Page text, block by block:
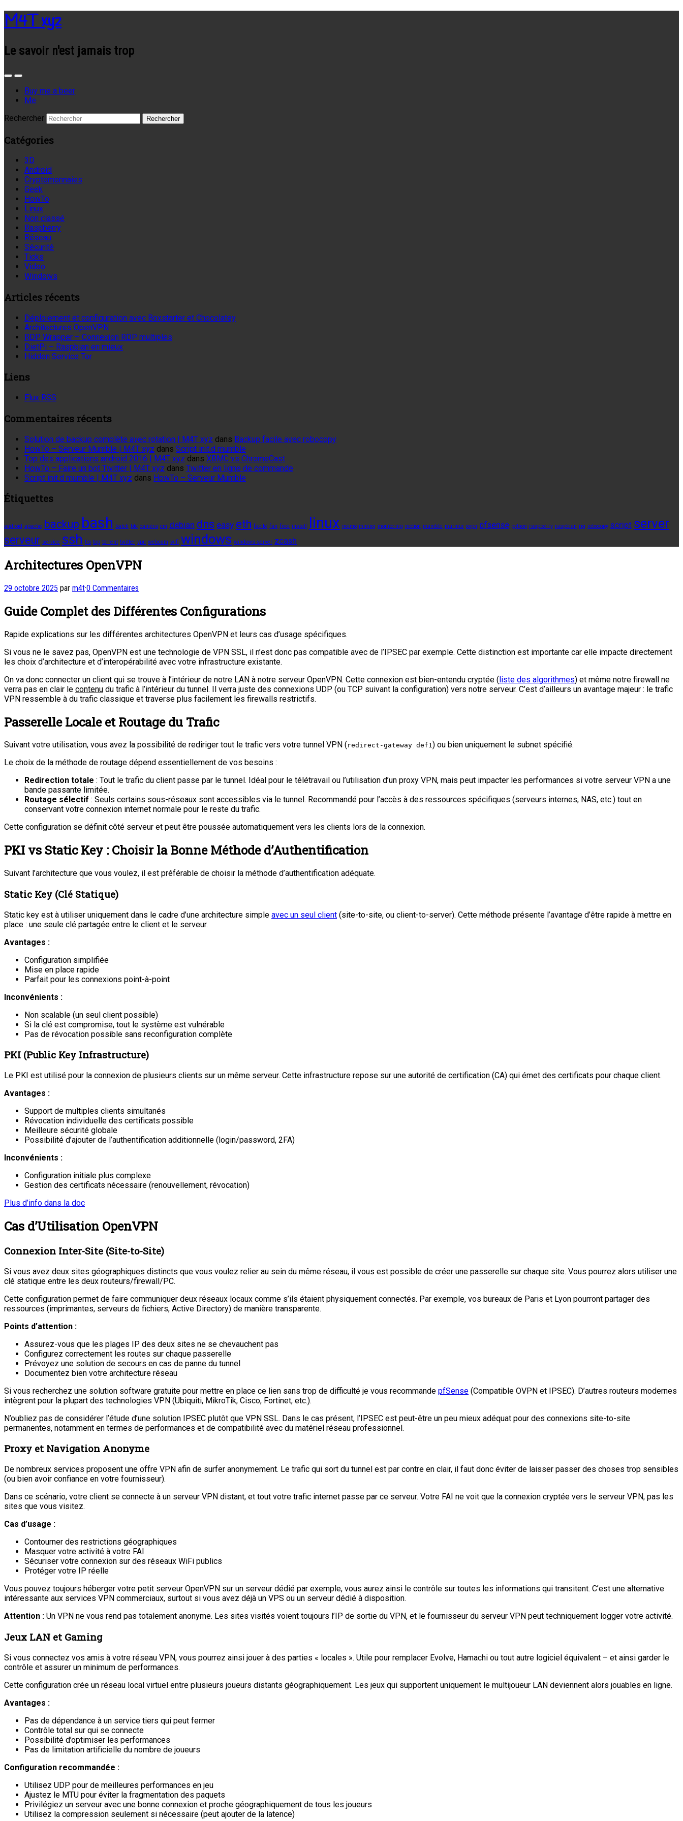
M4T xyz
Le savoir n'est jamais trop
Buy me a beer
Me
Rechercher
Catégories
3D
Android
Cryptomonnaies
Geek
HowTo
Linux
Non classé
Raspberry
Réseau
Sécurité
Ticks
Video
Windows
Articles récents
Déploiement et configuration avec Boxstarter et Chocolatey
Architectures OpenVPN
RDP Wrapper – Connexion RDP multiples
DietPi – Raspbian en mieux
Hidden Service Tor
Liens
Flux RSS
Commentaires récents
Solution de backup complète avec rotation | M4T xyz dans Backup facile avec robocopy
HowTo – Serveur Mumble | M4T xyz dans Script init.d mumble
Top des applications android 2016 | M4T xyz dans XBMC vs ChromeCast
HowTo – Faire un bot Twitter | M4T xyz dans Twitter en ligne de commande
Script init.d mumble | M4T xyz dans HowTo – Serveur Mumble
Étiquettes
android apache backup bash batch btc caméra cm debian dns easy eth facile fan free install linux memo mining monitoring motion mumble murmur ovpn pfsense python raspberry raspbian rig robocopy script server
serveur service ssh tls top torrent twitter vpn webcam wifi windows windows server zcash
Architectures OpenVPN
29 octobre 2025 par m4t·0 Commentaires
Guide Complet des Différentes Configurations
Rapide explications sur les différentes architectures OpenVPN et leurs cas d’usage spécifiques.
Si vous ne le savez pas, OpenVPN est une technologie de VPN SSL, il n’est donc pas compatible avec de l’IPSEC par exemple. Cette distinction est importante car elle impacte directement
les choix d’architecture et d’interopérabilité avec votre infrastructure existante.
On va donc connecter un client qui se trouve à l’intérieur de notre LAN à notre serveur OpenVPN. Cette connexion est bien-entendu cryptée (liste des algorithmes) et même notre firewall ne
verra pas en clair le contenu du trafic à l’intérieur du tunnel. Il verra juste des connexions UDP (ou TCP suivant la configuration) vers notre serveur. C’est d’ailleurs un avantage majeur : le trafic
VPN ressemble à du trafic classique et traverse plus facilement les firewalls restrictifs.
Passerelle Locale et Routage du Trafic
Suivant votre utilisation, vous avez la possibilité de rediriger tout le trafic vers votre tunnel VPN ( redirect-gateway def1) ou bien uniquement le subnet spécifié.
Le choix de la méthode de routage dépend essentiellement de vos besoins :
Redirection totale : Tout le trafic du client passe par le tunnel. Idéal pour le télétravail ou l’utilisation d’un proxy VPN, mais peut impacter les performances si votre serveur VPN a une
bande passante limitée.
Routage sélectif : Seuls certains sous-réseaux sont accessibles via le tunnel. Recommandé pour l’accès à des ressources spécifiques (serveurs internes, NAS, etc.) tout en
conservant votre connexion internet normale pour le reste du trafic.
Cette configuration se définit côté serveur et peut être poussée automatiquement vers les clients lors de la connexion.
PKI vs Static Key : Choisir la Bonne Méthode d’Authentification
Suivant l’architecture que vous voulez, il est préférable de choisir la méthode d’authentification adéquate.
Static Key (Clé Statique)
Static key est à utiliser uniquement dans le cadre d’une architecture simple avec un seul client (site-to-site, ou client-to-server). Cette méthode présente l’avantage d’être rapide à mettre en
place : une seule clé partagée entre le client et le serveur.
Avantages :
Configuration simplifiée
Mise en place rapide
Parfait pour les connexions point-à-point
Inconvénients :
Non scalable (un seul client possible)
Si la clé est compromise, tout le système est vulnérable
Pas de révocation possible sans reconfiguration complète
PKI (Public Key Infrastructure)
Le PKI est utilisé pour la connexion de plusieurs clients sur un même serveur. Cette infrastructure repose sur une autorité de certification (CA) qui émet des certificats pour chaque client.
Avantages :
Support de multiples clients simultanés
Révocation individuelle des certificats possible
Meilleure sécurité globale
Possibilité d’ajouter de l’authentification additionnelle (login/password, 2FA)
Inconvénients :
Configuration initiale plus complexe
Gestion des certificats nécessaire (renouvellement, révocation)
Plus d’info dans la doc
Cas d’Utilisation OpenVPN
Connexion Inter-Site (Site-to-Site)
Si vous avez deux sites géographiques distincts que vous voulez relier au sein du même réseau, il vous est possible de créer une passerelle sur chaque site. Vous pourrez alors utiliser une
clé statique entre les deux routeurs/firewall/PC.
Cette configuration permet de faire communiquer deux réseaux locaux comme s’ils étaient physiquement connectés. Par exemple, vos bureaux de Paris et Lyon pourront partager des
ressources (imprimantes, serveurs de fichiers, Active Directory) de manière transparente.
Points d’attention :
Assurez-vous que les plages IP des deux sites ne se chevauchent pas
Configurez correctement les routes sur chaque passerelle
Prévoyez une solution de secours en cas de panne du tunnel
Documentez bien votre architecture réseau
Si vous recherchez une solution software gratuite pour mettre en place ce lien sans trop de difficulté je vous recommande pfSense (Compatible OVPN et IPSEC). D’autres routeurs modernes
intègrent pour la plupart des technologies VPN (Ubiquiti, MikroTik, Cisco, Fortinet, etc.).
N’oubliez pas de considérer l’étude d’une solution IPSEC plutôt que VPN SSL. Dans le cas présent, l’IPSEC est peut-être un peu mieux adéquat pour des connexions site-to-site
permanentes, notamment en termes de performances et de compatibilité avec du matériel réseau professionnel.
Proxy et Navigation Anonyme
De nombreux services proposent une offre VPN afin de surfer anonymement. Le trafic qui sort du tunnel est par contre en clair, il faut donc éviter de laisser passer des choses trop sensibles
(ou bien avoir confiance en votre fournisseur).
Dans ce scénario, votre client se connecte à un serveur VPN distant, et tout votre trafic internet passe par ce serveur. Votre FAI ne voit que la connexion cryptée vers le serveur VPN, pas les
sites que vous visitez.
Cas d’usage :
Contourner des restrictions géographiques
Masquer votre activité à votre FAI
Sécuriser votre connexion sur des réseaux WiFi publics
Protéger votre IP réelle
Vous pouvez toujours héberger votre petit serveur OpenVPN sur un serveur dédié par exemple, vous aurez ainsi le contrôle sur toutes les informations qui transitent. C’est une alternative
intéressante aux services VPN commerciaux, surtout si vous avez déjà un VPS ou un serveur dédié à disposition.
Attention : Un VPN ne vous rend pas totalement anonyme. Les sites visités voient toujours l’IP de sortie du VPN, et le fournisseur du serveur VPN peut techniquement logger votre activité.
Jeux LAN et Gaming
Si vous connectez vos amis à votre réseau VPN, vous pourrez ainsi jouer à des parties « locales ». Utile pour remplacer Evolve, Hamachi ou tout autre logiciel équivalent – et ainsi garder le
contrôle et assurer un minimum de performances.
Cette configuration crée un réseau local virtuel entre plusieurs joueurs distants géographiquement. Les jeux qui supportent uniquement le multijoueur LAN deviennent alors jouables en ligne.
Avantages :
Pas de dépendance à un service tiers qui peut fermer
Contrôle total sur qui se connecte
Possibilité d’optimiser les performances
Pas de limitation artificielle du nombre de joueurs
Configuration recommandée :
Utilisez UDP pour de meilleures performances en jeu
Ajustez le MTU pour éviter la fragmentation des paquets
Privilégiez un serveur avec une bonne connexion et proche géographiquement de tous les joueurs
Utilisez la compression seulement si nécessaire (peut ajouter de la latence)